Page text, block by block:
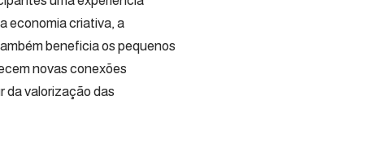
economia criativa, a
beneficia os pequenos
novas conexões
da valorização das